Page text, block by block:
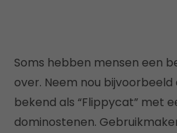
Soms hebben mensen een
over. Neem nou
bekend als “Flippycat” met
dominostenen.